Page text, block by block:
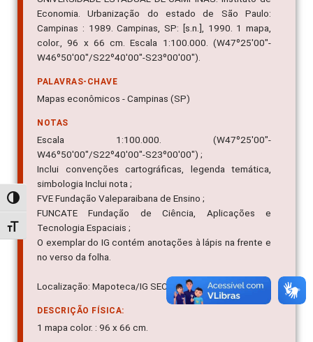
Alternar alto contraste
Alternar tamanho da fonte
Economia. Urbanização do estado de São Paulo:
Campinas : 1989. Campinas, SP: [s.n.], 1990. 1 mapa,
color., 96 x 66 cm. Escala 1:100.000. (W47º25'00"-
W46º50'00"/S22º40'00"-S23º00'00").
PALAVRAS-CHAVE
Mapas econômicos - Campinas (SP)
NOTAS
Escala 1:100.000. (W47º25'00"-
W46º50'00"/S22º40'00"-S23º00'00") ;
Inclui convenções cartográficas, legenda temática,
simbologia Inclui nota ;
FVE Fundação Valeparaibana de Ensino ;
FUNCATE Fundação de Ciência, Aplicações e
Tecnologia Espaciais ;
O exemplar do IG contém anotações à lápis na frente e
no verso da folha.
Localização: Mapoteca/IG SEC 07.26/001
DESCRIÇÃO FÍSICA:
1 mapa color. : 96 x 66 cm.